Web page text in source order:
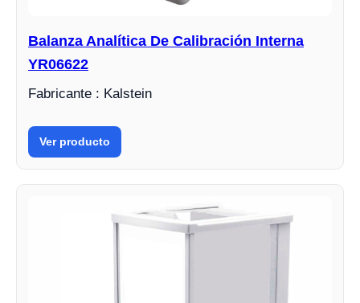
Balanza Analítica De Calibración Interna
YR06622
Fabricante : Kalstein
Ver producto